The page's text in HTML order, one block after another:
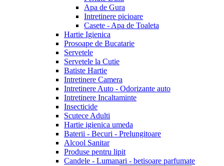
Apa de Gura
Intretinere picioare
Casete - Apa de Toaleta
Hartie Igienica
Prosoape de Bucatarie
Servetele
Servetele la Cutie
Batiste Hartie
Intretinere Camera
Intretinere Auto - Odorizante auto
Intretinere Incaltaminte
Insecticide
Scutece Adulti
Hartie igienica umeda
Baterii - Becuri - Prelungitoare
Alcool Sanitar
Produse pentru lipit
Candele - Lumanari - betisoare parfumate